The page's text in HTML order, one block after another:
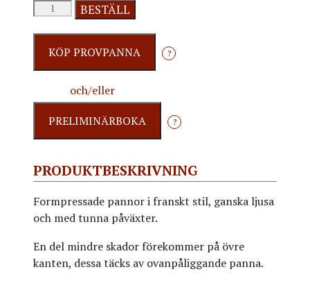
BESTÄLL
?
och/eller
?
PRODUKTBESKRIVNING
Formpressade pannor i franskt stil, ganska ljusa
och med tunna påväxter.
En del mindre skador förekommer på övre
kanten, dessa täcks av ovanpåliggande panna.